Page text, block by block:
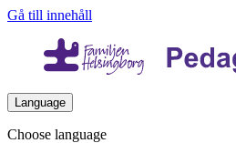
Gå till innehåll
Language
Choose language